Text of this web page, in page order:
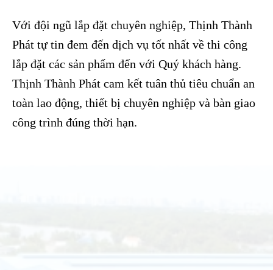
Với đội ngũ lắp đặt chuyên nghiệp, Thịnh Thành
Phát tự tin đem đến dịch vụ tốt nhất về thi công
lắp đặt các sản phẩm đến với Quý khách hàng.
Thịnh Thành Phát cam kết tuân thủ tiêu chuẩn an
toàn lao động, thiết bị chuyên nghiệp và bàn giao
công trình đúng thời hạn.